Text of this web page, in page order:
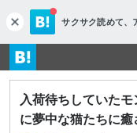
c
l
o
s
e
サクサク読めて、
入荷待ちしていた
に夢中な猫たちに